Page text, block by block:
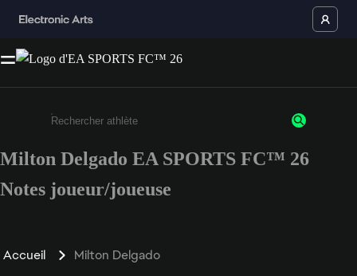
Saisissez au moins 3 caractères ou chiffres.
Milton Delgado EA SPORTS FC™ 26
Notes joueur/joueuse
Accueil Milton Delgado